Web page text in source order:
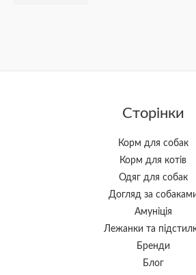
Сторінки
Корм для собак
Корм для котів
Одяг для собак
Догляд за
Амуніція
Лежанки та
Бренди
Блог